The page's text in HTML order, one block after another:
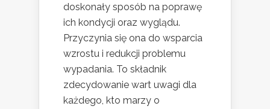
doskonały sposób na poprawę
ich kondycji oraz wyglądu.
Przyczynia się ona do wsparcia
wzrostu i redukcji problemu
wypadania. To składnik
zdecydowanie wart uwagi dla
każdego, kto marzy o